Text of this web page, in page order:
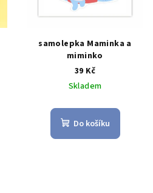
samolepka Maminka a
miminko
39 Kč
Skladem
Do košíku